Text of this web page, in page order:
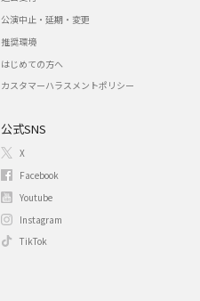
公演中止・延期・変更
推奨環境
はじめての方へ
カスタマーハラスメントポリシー
公式SNS
X
Facebook
Youtube
Instagram
TikTok